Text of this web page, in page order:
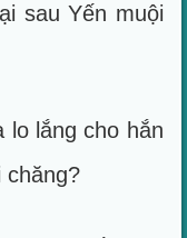
sau Yến muội
lo lắng cho hắn
chăng?